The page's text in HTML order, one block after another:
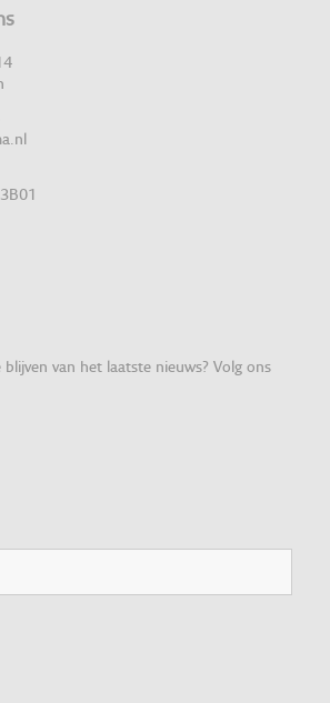
van het laatste nieuws? Volg ons